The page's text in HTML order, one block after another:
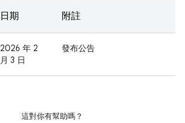
日期 附註
2026 年 2
月 3 日
發布公告
這對你有幫助嗎？